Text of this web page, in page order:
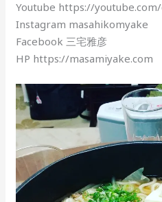
Youtube https://
Instagram masahikomyake
Facebook 三宅雅彦
HP https://masamiyake.com